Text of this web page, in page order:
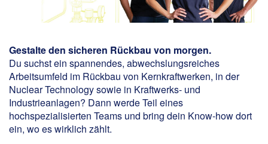
Gestalte den sicheren Rückbau von morgen.
Du suchst ein spannendes, abwechslungsreiches
Arbeitsumfeld im Rückbau von Kernkraftwerken, in der
Nuclear Technology sowie in Kraftwerks- und
Industrieanlagen? Dann werde Teil eines
hochspezialisierten Teams und bring dein Know-how dort
ein, wo es wirklich zählt.